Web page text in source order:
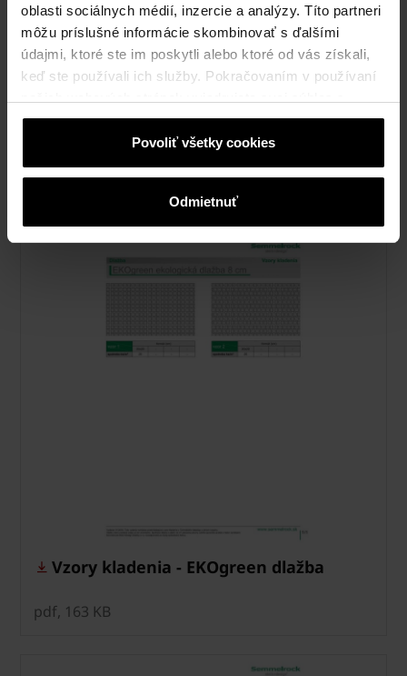
oblasti sociálnych médií, inzercie a analýzy. Títo partneri
môžu príslušné informácie skombinovať s ďalšími
údajmi, ktoré ste im poskytli alebo ktoré od vás získali,
keď ste používali ich služby. Pokračovaním v používaní
cookies na webovej stránke.
Povoliť všetky cookies
Odmietnuť
Vzory kladenia - EKOdrain dlažba
Vzory kladenia - EKOgreen dlažba
pdf, 163 KB